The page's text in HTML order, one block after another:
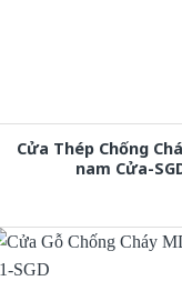
Cửa Thép Chống
nam Cửa-